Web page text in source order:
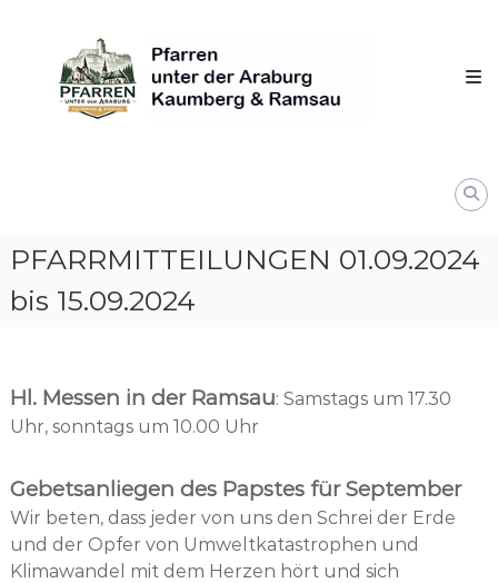
content
unter
derAraburg
Kaumberg
PFARRMITTEILUNGEN 01.09.2024
bis 15.09.2024
Hl. Messen in der Ramsau: Samstags um 17.30
Uhr, sonntags um 10.00 Uhr
Gebetsanliegen des Papstes für September
Wir beten, dass jeder von uns den Schrei der Erde
und der Opfer von Umweltkatastrophen und
Klimawandel mit dem Herzen hört und sich